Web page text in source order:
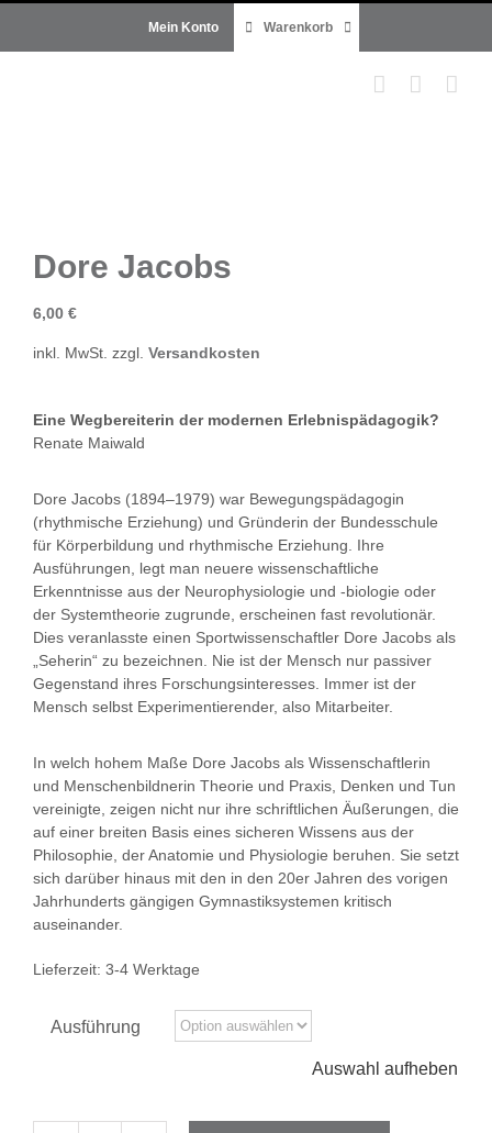
Mein Konto Warenkorb
Dore Jacobs
6,00 €
inkl. MwSt. zzgl. Versandkosten
Eine Wegbereiterin der modernen Erlebnispädagogik?
Renate Maiwald
Dore Jacobs (1894–1979) war Bewegungspädagogin
(rhythmische Erziehung) und Gründerin der Bundesschule
für Körperbildung und rhythmische Erziehung. Ihre
Ausführungen, legt man neuere wissenschaftliche
Erkenntnisse aus der Neurophysiologie und -biologie oder
der Systemtheorie zugrunde, erscheinen fast revolutionär.
Dies veranlasste einen Sportwissenschaftler Dore Jacobs als
„Seherin“ zu bezeichnen. Nie ist der Mensch nur passiver
Gegenstand ihres Forschungsinteresses. Immer ist der
Mensch selbst Experimentierender, also Mitarbeiter.
In welch hohem Maße Dore Jacobs als Wissenschaftlerin
und Menschenbildnerin Theorie und Praxis, Denken und Tun
vereinigte, zeigen nicht nur ihre schriftlichen Äußerungen, die
auf einer breiten Basis eines sicheren Wissens aus der
Philosophie, der Anatomie und Physiologie beruhen. Sie setzt
sich darüber hinaus mit den in den 20er Jahren des vorigen
Jahrhunderts gängigen Gymnastiksystemen kritisch
auseinander.
Lieferzeit: 3-4 Werktage
Ausführung
Auswahl aufheben